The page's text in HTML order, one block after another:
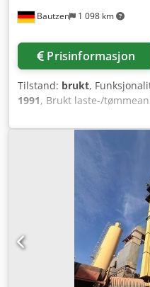
Bautzen 1 098 km
Prisinformasjon
Tilstand: brukt,
1991, Brukt laste-/
Produsent: Ulrich
-Heisvinsj -Elektrisk